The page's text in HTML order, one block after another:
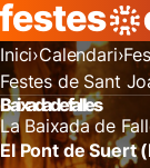
Inici Calendari
Festes de Sant
Baixada de falles
La Baixada de
El Pont de Suert